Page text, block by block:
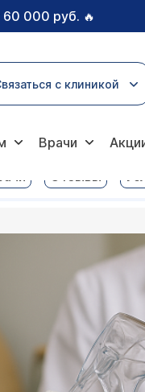
60 000 руб. 🔥
с клиникой
Врачи
Отзывы